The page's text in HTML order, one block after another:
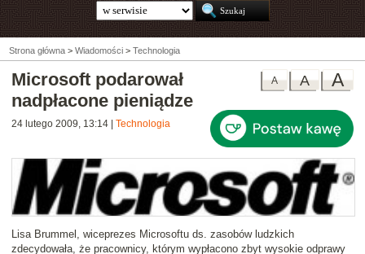
Strona główna > Wiadomości > Technologia
A
A
A
Microsoft podarował
nadpłacone pieniądze
24 lutego 2009, 13:14 Technologia
Lisa Brummel, wiceprezes Microsoftu ds. zasobów ludzkich
zdecydowała, że pracownicy, którym wypłacono zbyt wysokie odprawy